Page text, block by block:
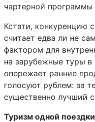
чартерной программы
Кстати, конкуренцию
считает едва ли не
фактором для
на зарубежные туры в
опережает ранние
голосуют рублем: за
существенно лучший
Туризм одной поездки